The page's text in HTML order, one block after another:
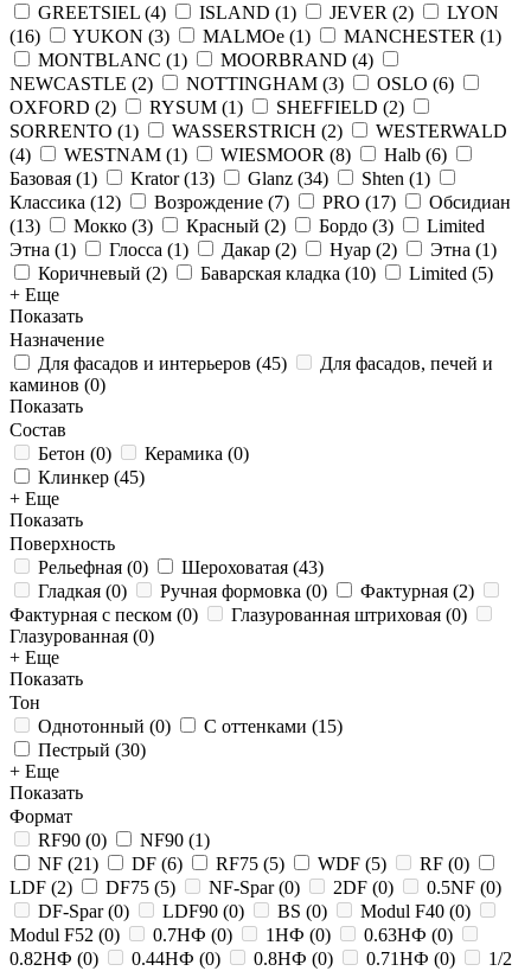
GREETSIEL (4) ISLAND (1) JEVER (2)
LYON
(16) YUKON (3) MALMOe (1) MANCHESTER (1)
MONTBLANC (1) MOORBRAND (4)
NEWCASTLE (2) NOTTINGHAM (3) OSLO (6)
OXFORD (2) RYSUM (1) SHEFFIELD (2)
SORRENTO (1) WASSERSTRICH (2)
WESTERWALD
(4) WESTNAM (1) WIESMOOR (8) Halb (6)
Базовая (1) Krator(13) Glanz (34) Shten (1)
Классика (12) Возрождение (7) PRO (17)
Обсидиан
(13) Мокко (3) Красный (2) Бордо (3)
Limited
Этна (1) Глосса (1) Дакар (2) Нуар (2) Этна (1)
Коричневый (2) Баварская кладка (10) Limited (5)
+ Еще
Показать
Назначение
Для фасадов и интерьеров (45)
Для фасадов, печей и
каминов (0)
Показать
Состав
Бетон (0) Керамика (0)
Клинкер (45)
+ Еще
Показать
Поверхность
Рельефная (0) Шероховатая (43)
Гладкая (0) Ручная формовка (0) Фактурная (2)
Фактурная с песком (0) Глазурованная штриховая (0)
Глазурованная (0)
+ Еще
Показать
Тон
Однотонный (0) С оттенками (15)
Пестрый (30)
+ Еще
Показать
Формат
RF90 (0) NF90 (1)
NF (21) DF (6) RF75 (5) WDF (5) RF (0)
LDF (2) DF75 (5) NF-Spar(0) 2DF (0) 0.5NF (0)
DF-Spar(0) LDF90 (0) BS (0) Modul F40 (0)
Modul F52 (0) 0.7НФ (0) 1НФ (0) 0.63НФ (0)
0.82НФ (0) 0.44НФ (0) 0.8НФ (0) 0.71НФ (0)
1/2